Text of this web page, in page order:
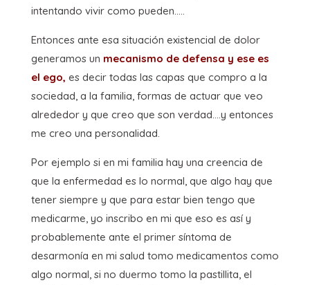
intentando vivir como pueden…..
Entonces ante esa situación existencial de dolor
generamos un mecanismo de defensa y ese es
el ego, es decir todas las capas que compro a la
sociedad, a la familia, formas de actuar que veo
alrededor y que creo que son verdad….y entonces
me creo una personalidad.
Por ejemplo si en mi familia hay una creencia de
que la enfermedad es lo normal, que algo hay que
tener siempre y que para estar bien tengo que
medicarme, yo inscribo en mi que eso es así y
probablemente ante el primer síntoma de
desarmonía en mi salud tomo medicamentos como
algo normal, si no duermo tomo la pastillita, el